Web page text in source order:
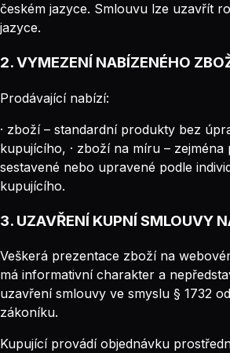
českém jazyce. Smlouvu lze uzavřít
jazyce.
2. VYMEZENÍ NABÍZENÉHO
Prodávající nabízí:
· zboží – standardní produkty bez
kupujícího, · zboží na míru –
sestavené nebo upravené podle
kupujícího.
3. UZAVŘENÍ KUPNÍ SMLOUVY
Veškerá prezentace zboží na
má informativní charakter a
uzavření smlouvy ve smyslu § 1732
zákoníku.
Kupující provádí objednávku